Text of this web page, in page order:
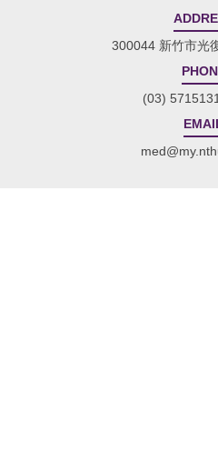
300044 新竹市光
(03)